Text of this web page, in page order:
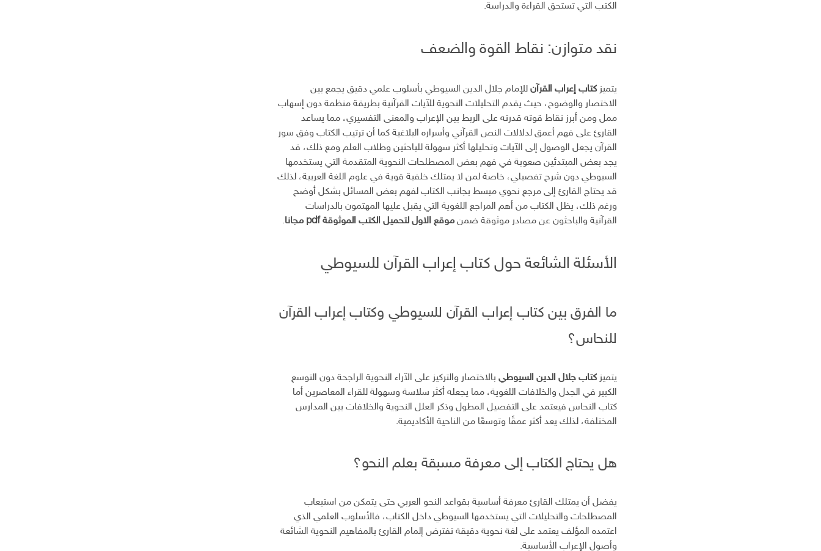
الكتب التي تستحق القراءة والدراسة.
نقد متوازن: نقاط القوة والضعف
يتميز كتاب إعراب القرآن للإمام جلال الدين السيوطي بأسلوب علمي دقيق يجمع بين
الاختصار والوضوح، حيث يقدم التحليلات النحوية للآيات القرآنية بطريقة منظمة دون إسهاب
ممل ومن أبرز نقاط قوته قدرته على الربط بين الإعراب والمعنى التفسيري، مما يساعد
القارئ على فهم أعمق لدلالات النص القرآني وأسراره البلاغية كما أن ترتيب الكتاب وفق سور
القرآن يجعل الوصول إلى الآيات وتحليلها أكثر سهولة للباحثين وطلاب العلم ومع ذلك، قد
يجد بعض المبتدئين صعوبة في فهم بعض المصطلحات النحوية المتقدمة التي يستخدمها
السيوطي دون شرح تفصيلي، خاصة لمن لا يمتلك خلفية قوية في علوم اللغة العربية، لذلك
قد يحتاج القارئ إلى مرجع نحوي مبسط بجانب الكتاب لفهم بعض المسائل بشكل أوضح
ورغم ذلك، يظل الكتاب من أهم المراجع اللغوية التي يقبل عليها المهتمون بالدراسات
القرآنية والباحثون عن مصادر موثوقة ضمنموقع الاول لتحميل الكتب الموثوقة pdf مجانا .
الأسئلة الشائعة حول كتاب إعراب القرآن للسيوطي
ما الفرق بين كتاب إعراب القرآن للسيوطي وكتاب إعراب القرآن
للنحاس؟
يتميز كتاب جلال الدين السيوطي بالاختصار والتركيز على الآراء النحوية الراجحة دون التوسع
الكبير في الجدل والخلافات اللغوية، مما يجعله أكثر سلاسة وسهولة للقراء المعاصرين أما
كتاب النحاس فيعتمد على التفصيل المطول وذكر العلل النحوية والخلافات بين المدارس
المختلفة، لذلك يعد أكثر عمقًا وتوسعًا من الناحية الأكاديمية.
هل يحتاج الكتاب إلى معرفة مسبقة بعلم النحو؟
يفضل أن يمتلك القارئ معرفة أساسية بقواعد النحو العربي حتى يتمكن من استيعاب
المصطلحات والتحليلات التي يستخدمها السيوطي داخل الكتاب، فالأسلوب العلمي الذي
اعتمده المؤلف يعتمد على لغة نحوية دقيقة تفترض إلمام القارئ بالمفاهيم النحوية الشائعة
وأصول الإعراب الأساسية.